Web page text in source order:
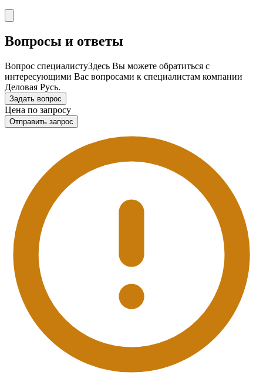
Вопросы и ответы
Вопрос специалистуЗдесь Вы можете обратиться с
интересующими Вас вопросами к специалистам компании
Деловая Русь.
Задать вопрос
Цена по запросу
Отправить запрос